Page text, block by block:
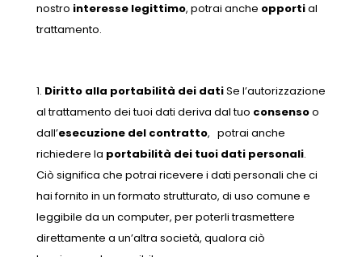
nostro interesse legittimo, potrai anche opportial
trattamento.
Diritto alla portabilità dei datiSe l’autorizzazione
al trattamento dei tuoi dati deriva dal tuo consensoo
dall’esecuzione del contratto, potrai anche
richiedere la portabilità dei tuoi dati personali.
Ciò significa che potrai ricevere i dati personali che ci
hai fornito in un formato strutturato, di uso comune e
leggibile da un computer, per poterli trasmettere
direttamente a un’altra società, qualora ciò